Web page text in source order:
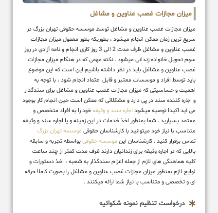
میزان مجازات غصب عناوین و مشاغل
میزان مجازات غصب عناوین و مشاغل توسط موسسه حقوقی تهران بزرگ در
سریع ترین زمان ممکن انجام میشود ، بطوریکه بطور معمول میزان مجازات
غصب عناوین و مشاغل ظرف مدت 2 الی 3 روز کاری انجام و نامه آزادی در روز
سوم تحویل خانواده زندانی میشود . نکته مهمی که در هنگام میزان مجازات
غصب عناوین و مشاغل باید در نظر داشته باشیم این است که این موضوع
باید توسط افراد و موسسات معتبر و قابل اعتماد انجام شود ، با توجه به
اهمیت و حساسیتی که میزان مجازات غصب عناوین و مشاغل برای سندگذار
و اجاره کننده سند در پی دارد و مشکلاتی که ممکن است حین انجام کار بوجود
می آید اکیدا توصیه میشود اجاره سند و وثیقهخود را به افراد متخصص و
معتمد بسپارید . شما بمنظور اخذ خدمات در این زمینه و یا اجاره سند و وثیقه
متناسب با نیاز خود میتوانید با کارشناسان حقوقی موسسه تهران بزرگ
تماس برقرار کنید . کارشناسان این موسسه حقوقیبواسطه تجربه و سابقه
بالایی که در اجاره وثیقه برای زندانیان دارند ظرف مدت کمتر از چند ساعت
کلیه هماهنگی های لازم از جمله اعزام سندگذار به شعبه ، اخذ دستورات و
لوایح لازم بمنظور میزان مجازات غصب عناوین و مشاغل را بصورت کاملا حرفه
ای و تخصصی و متناسب با نیاز شما ارائه میکنند .
درخواست تنظیم نمونه شکوائیه